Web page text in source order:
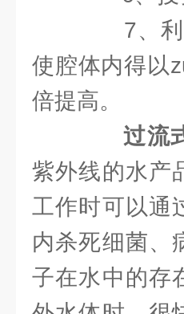
7、利
使腔体内得以
倍提高。
过流
紫外线的水产
工作时可以通
内杀死细菌、
子在水中的存